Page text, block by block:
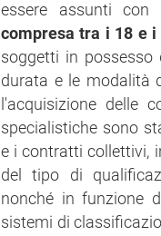
essere assunti
compresa tra i 18 e i
soggetti in possesso
durata e le modalità
l'acquisizione delle
specialistiche sono
e i contratti collettivi,
del tipo di
nonché in funzione
sistemi di